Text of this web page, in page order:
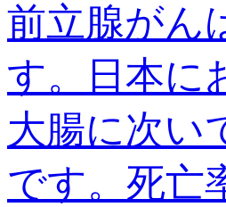
前立腺がん
す。日本に
大腸に次い
です。死亡